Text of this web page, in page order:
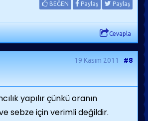
BEĞEN Paylaş Paylaş
Cevapla
19 Kasım 2011 #8
yapılır çünkü oranın
sebze için verimli değildir.